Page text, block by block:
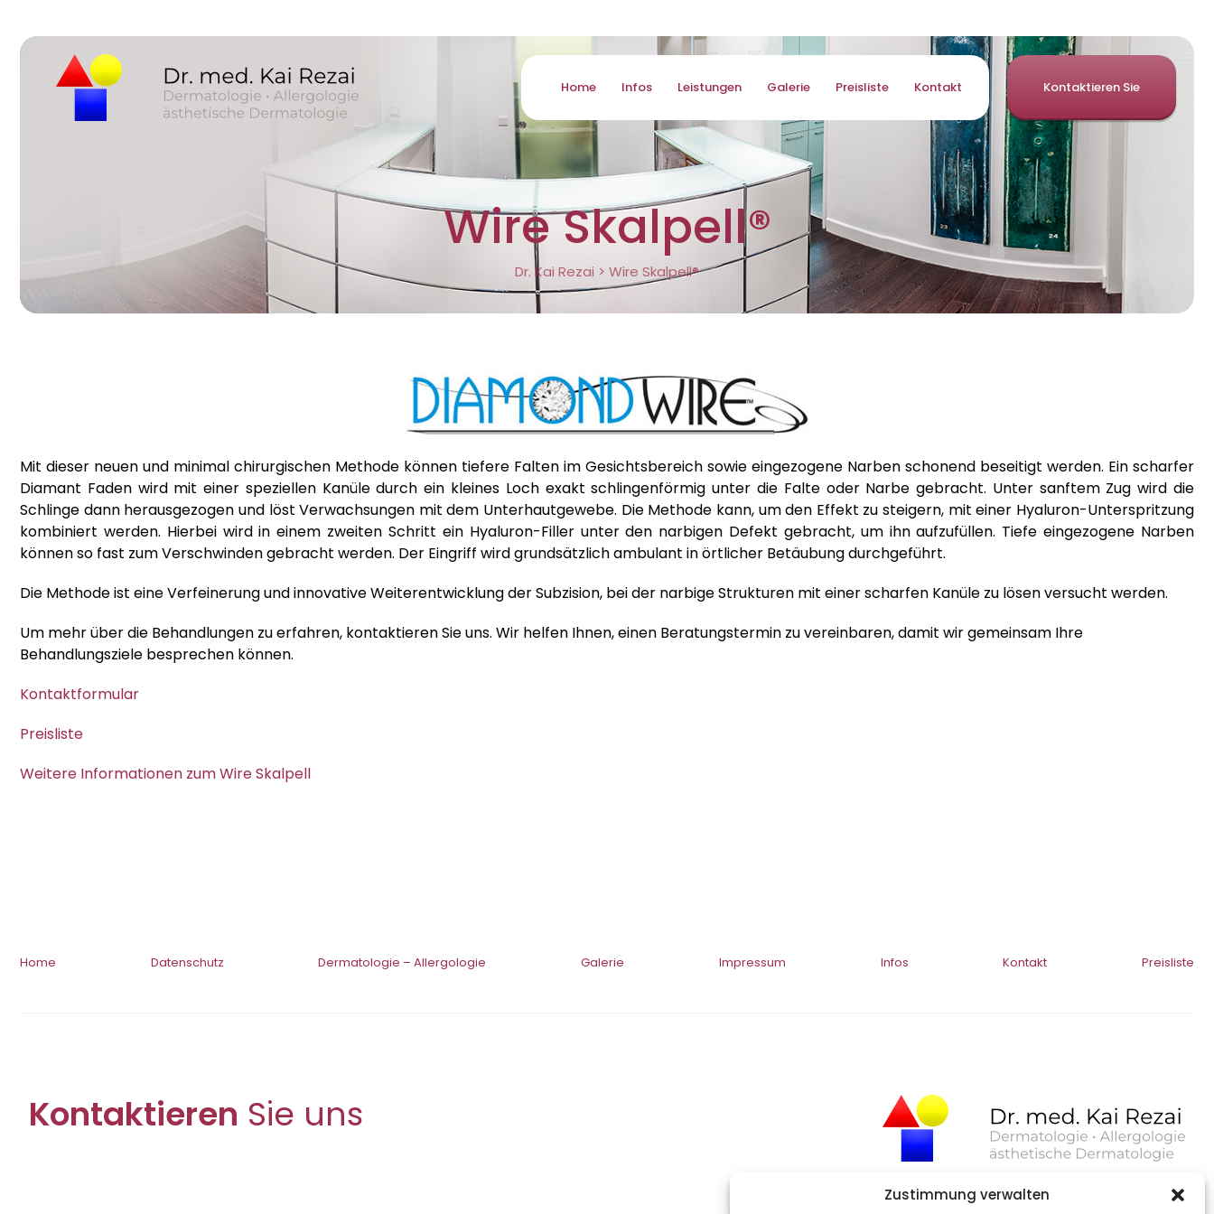
Zustimmung verwalten
Home Infos Leistungen Galerie Preisliste Kontakt Kontaktieren Sie
Wire Skalpell®
Dr. Kai Rezai > Wire Skalpell®
Mit dieser neuen und minimal chirurgischen Methode können tiefere Falten im Gesichtsbereich sowie eingezogene Narben schonend beseitigt werden. Ein scharfer
Diamant Faden wird mit einer speziellen Kanüle durch ein kleines Loch exakt schlingenförmig unter die Falte oder Narbe gebracht. Unter sanftem Zug wird die
Schlinge dann herausgezogen und löst Verwachsungen mit dem Unterhautgewebe. Die Methode kann, um den Effekt zu steigern, mit einer Hyaluron-Unterspritzung
kombiniert werden. Hierbei wird in einem zweiten Schritt ein Hyaluron-Filler unter den narbigen Defekt gebracht, um ihn aufzufüllen. Tiefe eingezogene Narben
können so fast zum Verschwinden gebracht werden. Der Eingriff wird grundsätzlich ambulant in örtlicher Betäubung durchgeführt.
Die Methode ist eine Verfeinerung und innovative Weiterentwicklung der Subzision, bei der narbige Strukturen mit einer scharfen Kanüle zu lösen versucht werden.
Um mehr über die Behandlungen zu erfahren, kontaktieren Sie uns. Wir helfen Ihnen, einen Beratungstermin zu vereinbaren, damit wir gemeinsam Ihre
Behandlungsziele besprechen können.
Kontaktformular
Preisliste
Weitere Informationen zum Wire Skalpell
Home Datenschutz Dermatologie – Allergologie Galerie Impressum Infos Kontakt Preisliste
Kontaktieren Sie uns
Impressum
Datenschutz